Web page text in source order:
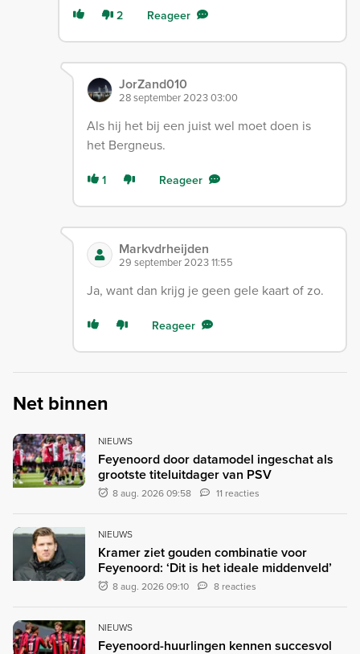
2 Reageer
JorZand010
28 september 2023 03:00
Als hij het bij een juist wel moet doen is
het Bergneus.
1 Reageer
Markvdrheijden
29 september 2023 11:55
Ja, want dan krijg je geen gele kaart of zo.
Reageer
Net binnen
NIEUWS
Feyenoord door datamodel ingeschat als
grootste titeluitdager van PSV
8 aug. 2026 09:58 11 reacties
NIEUWS
Kramer ziet gouden combinatie voor
Feyenoord: ‘Dit is het ideale middenveld’
8 aug. 2026 09:10 8 reacties
NIEUWS
Feyenoord-huurlingen kennen succesvol